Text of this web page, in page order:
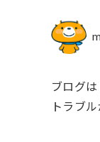
ブログは
トラブ